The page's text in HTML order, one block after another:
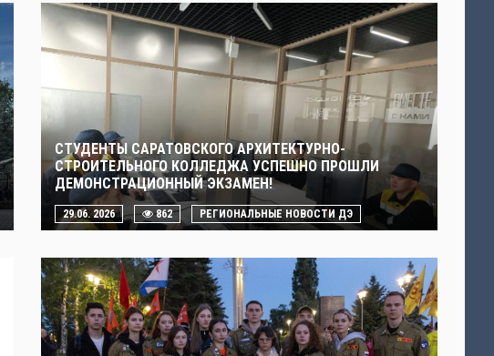
СТУДЕНТЫ САРАТОВСКОГО АРХИТЕКТУРНО-
СТРОИТЕЛЬНОГО КОЛЛЕДЖА УСПЕШНО ПРОШЛИ
ДЕМОНСТРАЦИОННЫЙ ЭКЗАМЕН!
29.06. 2026 862 РЕГИОНАЛЬНЫЕ НОВОСТИ ДЭ